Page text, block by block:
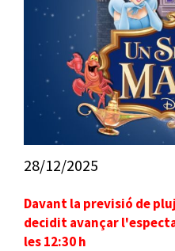
28/12/2025
Davant la previsió de
decidit avançar
les 12:30 h